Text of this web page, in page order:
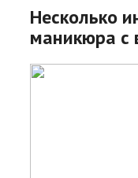
Несколько
маникюра с